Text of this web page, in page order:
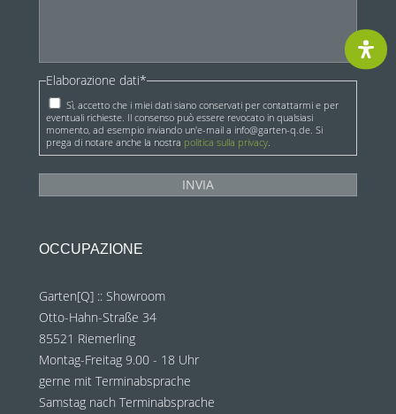
Elaborazione dati*
Sì, accetto che i miei dati siano conservati per contattarmi e per
eventuali richieste. Il consenso può essere revocato in qualsiasi
momento, ad esempio inviando un'e-mail a info@garten-q.de. Si
prega di notare anche la nostra politica sulla privacy.
OCCUPAZIONE
Garten[Q] :: Showroom
Otto-Hahn-Straße 34
85521 Riemerling
Montag-Freitag 9.00 - 18 Uhr
gerne mit Terminabsprache
Samstag nach Terminabsprache